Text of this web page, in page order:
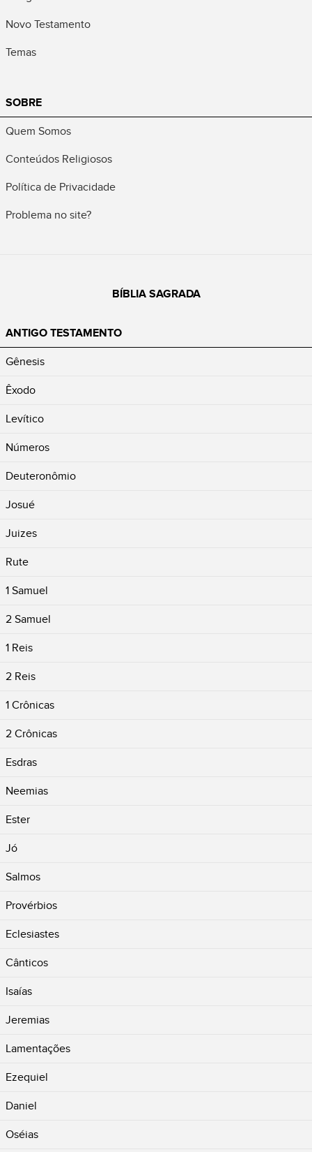
Novo Testamento
Temas
SOBRE
Quem Somos
Conteúdos Religiosos
Política de Privacidade
Problema no site?
BÍBLIA SAGRADA
ANTIGO TESTAMENTO
Gênesis
Êxodo
Levítico
Números
Deuteronômio
Josué
Juizes
Rute
1 Samuel
2 Samuel
1 Reis
2 Reis
1 Crônicas
2 Crônicas
Esdras
Neemias
Ester
Jó
Salmos
Provérbios
Eclesiastes
Cânticos
Isaías
Jeremias
Lamentações
Ezequiel
Daniel
Oséias